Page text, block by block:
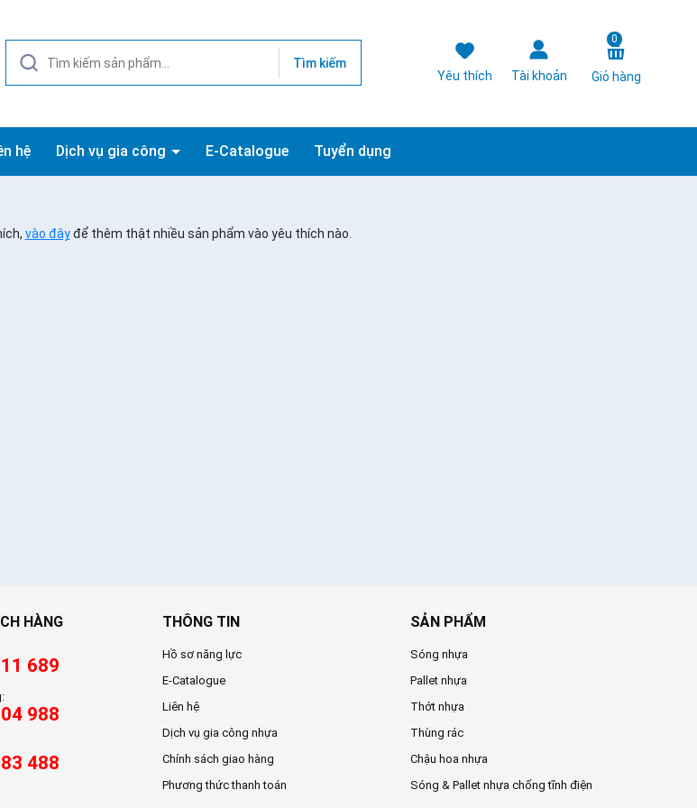
Tìm kiếm
Yêu thích
Tài khoản
0
Giỏ hàng
hệ Dịch vụ gia công E-Catalogue Tuyển dụng
vào đâyđể thêm thật nhiều sản phẩm vào yêu thích nào.
HÀNG
689
988
488
THÔNG TIN
Hồ sơ năng lực
E-Catalogue
Liên hệ
Dịch vụ gia công nhựa
Chính sách giao hàng
Phương thức thanh toán
SẢN PHẨM
Sóng nhựa
Pallet nhựa
Thớt nhựa
Thùng rác
Chậu hoa nhựa
Sóng & Pallet nhựa chống tĩnh điện